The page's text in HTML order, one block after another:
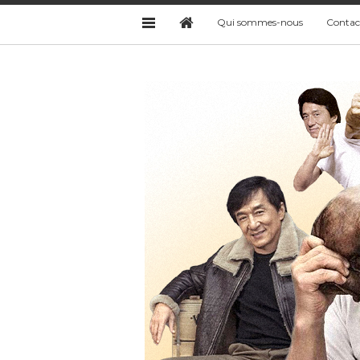
Qui sommes-nous